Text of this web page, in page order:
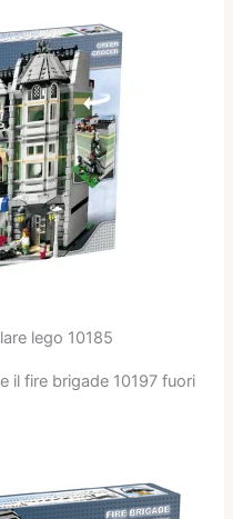
lego 10185
il fire brigade 10197 fuori